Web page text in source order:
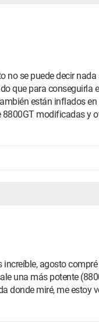
no se puede decir
que para conseguirla
están inflados
modificadas y
increíble, agosto
una más potente
donde miré, me estoy